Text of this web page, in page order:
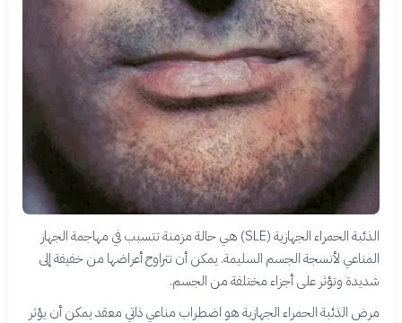
الذئبة الحمراء الجهازية (SLE) هي حالة مزمنة تتسبب في مهاجمة الجهاز
المناعي لأنسجة الجسم السليمة. يمكن أن تتراوح أعراضها من خفيفة إلى
شديدة وتؤثر على أجزاء مختلفة من الجسم.
مرض الذئبة الحمراء الجهازية هو اضطراب مناعي ذاتي معقد يمكن أن يؤثر